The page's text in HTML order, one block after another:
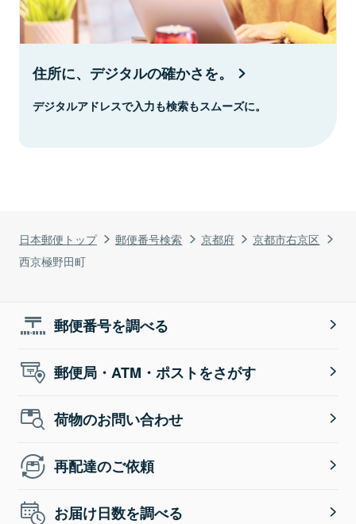
日本郵便トップ 郵便番号検索 京都府
京都市右京区
西京極野田町
住所に、デジタルの確かさを。
デジタルアドレスで入力も検索もスムーズに。
郵便番号を調べる
郵便局・ATM・ポストをさがす
荷物のお問い合わせ
再配達のご依頼
お届け日数を調べる